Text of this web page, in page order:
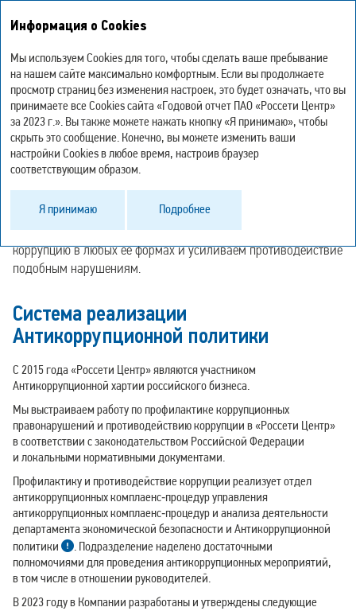
Антикоррупционная
деятельность
GRI 2‑26, 205‑1, 205‑2, 205‑3
и требований законодательства, в том числе
антикоррупционного. Мы категорически не приемлем
коррупцию в любых ее формах и усиливаем противодействие
подобным нарушениям.
Система реализации
Антикоррупционной политики
С 2015 года «Россети Центр» являются участником
Антикоррупционной хартии российского бизнеса.
Мы выстраиваем работу по профилактике коррупционных
правонарушений и противодействию коррупции в «Россети Центр»
в соответствии с законодательством Российской Федерации
и локальными нормативными документами.
Профилактику и противодействие коррупции реализует отдел
антикоррупционных комплаенс‑процедур управления
антикоррупционных комплаенс‑процедур и анализа деятельности
департамента экономической безопасности и Антикоррупционной
политики
. Подразделение наделено достаточными
полномочиями для проведения антикоррупционных мероприятий,
в том числе в отношении руководителей.
В 2023 году в Компании разработаны и утверждены следующие
Информация о Cookies
Мы используем Cookies для того, чтобы сделать ваше пребывание
на нашем сайте максимально комфортным. Если вы продолжаете
просмотр страниц без изменения настроек, это будет означать, что вы
принимаете все Cookies сайта «Годовой отчет ПАО «Россети Центр»
за 2023 г.». Вы также можете нажать кнопку «Я принимаю», чтобы
скрыть это сообщение. Конечно, вы можете изменить ваши
настройки Cookies в любое время, настроив браузер
соответствующим образом.
Я принимаю Подробнее